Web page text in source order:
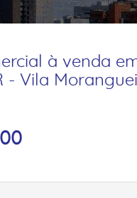
à venda
- Vila